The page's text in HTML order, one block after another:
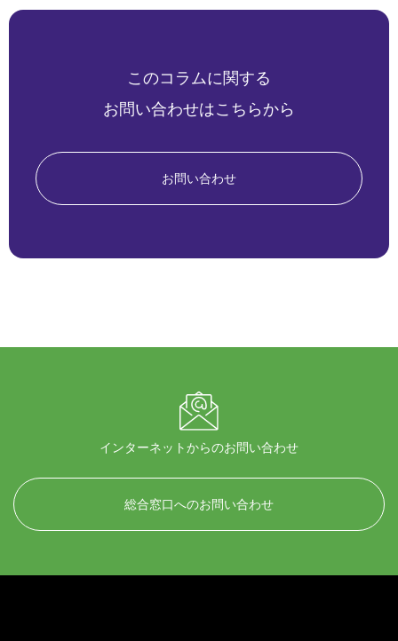
このコラムに関する
お問い合わせはこちらから
お問い合わせ
インターネットからのお問い合わせ
総合窓口へのお問い合わせ